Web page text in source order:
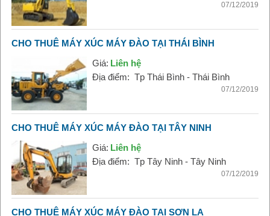
07/12/2019
CHO THUÊ MÁY XÚC MÁY ĐÀO TẠI THÁI BÌNH
Giá: Liên hệ
Địa điểm: Tp Thái Bình - Thái Bình
07/12/2019
CHO THUÊ MÁY XÚC MÁY ĐÀO TẠI TÂY NINH
Giá: Liên hệ
Địa điểm: Tp Tây Ninh - Tây Ninh
07/12/2019
CHO THUÊ MÁY XÚC MÁY ĐÀO TẠI SƠN LA